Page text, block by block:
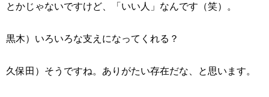
とかじゃないですけど、「いい人」なんです（笑）。
黒木）いろいろな支えになってくれる？
久保田）そうですね。ありがたい存在だな、と思います。